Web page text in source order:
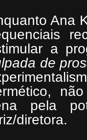
Ana
a
de
pela
diretora.